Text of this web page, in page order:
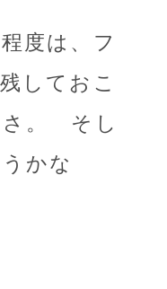
度は、フ
しておこ
さ。 そし
かな